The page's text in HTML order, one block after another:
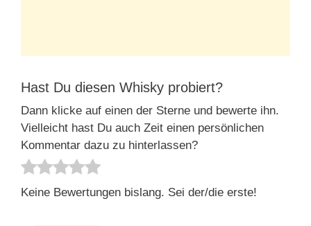
Hast Du diesen Whisky probiert?
Dann klicke auf einen der Sterne und bewerte ihn.
Vielleicht hast Du auch Zeit einen persönlichen
Kommentar dazu zu hinterlassen?
Keine Bewertungen bislang. Sei der/die erste!